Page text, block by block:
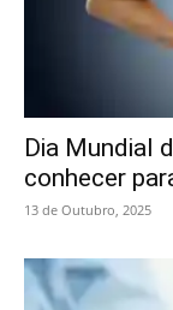
Dia Mundial
conhecer
13 de Outubro, 2025